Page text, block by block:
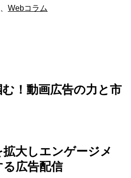
、 Webコラム
！動画広告の力と市
大しエンゲージメ
広告配信